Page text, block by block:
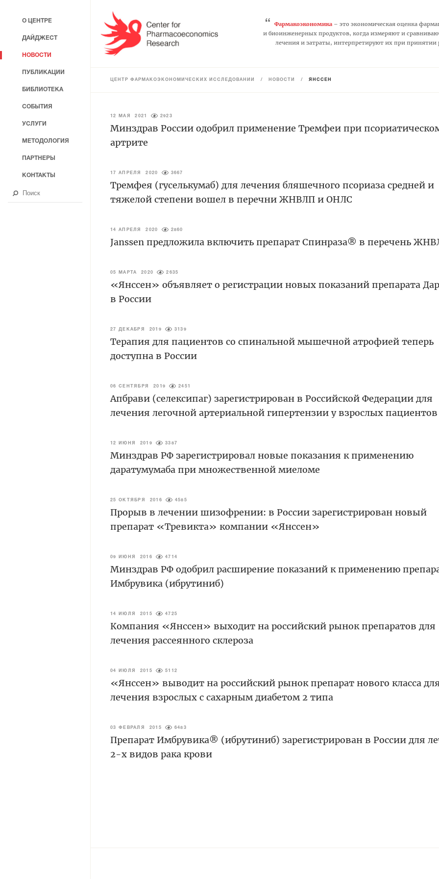
“ Фармакоэкономика– это экономическая оценка
и биоинженерных продуктов, когда измеряют и
лечения и затраты, интерпретируют их при
ЦЕНТР ФАРМАКОЭКОНОМИЧЕСКИХ ИССЛЕДОВАНИЙ / НОВОСТИ / ЯНССЕН
12 МАЯ 2021 2923
Минздрав России одобрил применение Тремфеи при
артрите
17 АПРЕЛЯ 2020 3667
Тремфея (гуселькумаб) для лечения бляшечного псориаза средней и
тяжелой степени вошел в перечни ЖНВЛП и ОНЛС
14 АПРЕЛЯ 2020 2860
Janssen предложила включить препарат Спинраза® в перечень
05 МАРТА 2020 2635
«Янссен» объявляет о регистрации новых показаний препарата
в России
27 ДЕКАБРЯ 2019 3139
Терапия для пациентов со спинальной мышечной атрофией теперь
доступна в России
06 СЕНТЯБРЯ 2019 2451
Апбрави (селексипаг) зарегистрирован в Российской Федерации для
лечения легочной артериальной гипертензии у взрослых пациентов
12 ИЮНЯ 2019 3387
Минздрав РФ зарегистрировал новые показания к применению
даратумумаба при множественной миеломе
25 ОКТЯБРЯ 2016 4585
Прорыв в лечении шизофрении: в России зарегистрирован новый
препарат «Тревикта» компании «Янссен»
09 ИЮНЯ 2016 4714
Минздрав РФ одобрил расширение показаний к применению
Имбрувика (ибрутиниб)
14 ИЮЛЯ 2015 4725
Компания «Янссен» выходит на российский рынок препаратов для
лечения рассеянного склероза
04 ИЮЛЯ 2015 5112
«Янссен» выводит на российский рынок препарат нового класса
лечения взрослых с сахарным диабетом 2 типа
03 ФЕВРАЛЯ 2015 6483
Препарат Имбрувика® (ибрутиниб) зарегистрирован в России для
2-х видов рака крови
О ЦЕНТРЕ
ДАЙДЖЕСТ
НОВОСТИ
ПУБЛИКАЦИИ
БИБЛИОТЕКА
СОБЫТИЯ
УСЛУГИ
МЕТОДОЛОГИЯ
ПАРТНЕРЫ
КОНТАКТЫ